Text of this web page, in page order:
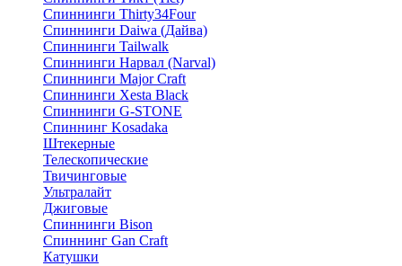
Спиннинги Thirty34Four
Спиннинги Daiwa (Дайва)
Спиннинги Tailwalk
Спиннинги Нарвал (Narval)
Спиннинги Major Craft
Спиннинги Xesta Black
Спиннинги G-STONE
Спиннинг Kosadaka
Штекерные
Телескопические
Твичинговые
Ультралайт
Джиговые
Спиннинги Bison
Спиннинг Gan Craft
Катушки